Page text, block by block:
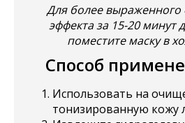
Для более
эффекта за 15-20 минут
поместите маску в
Способ
Использовать на
тонизированную кожу